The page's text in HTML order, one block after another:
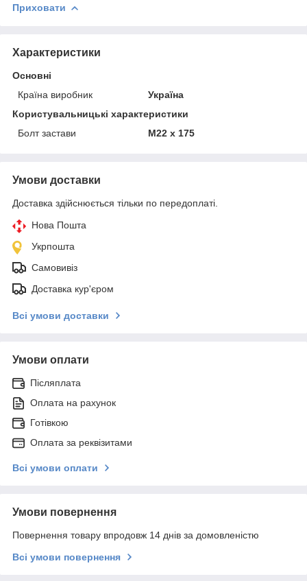
Приховати
Характеристики
Основні
Країна виробник
Україна
Користувальницькі характеристики
Болт застави
М22 х 175
Умови доставки
Доставка здійснюється тільки по передоплаті.
Нова Пошта
Укрпошта
Самовивіз
Доставка кур'єром
Всі умови доставки
Умови оплати
Післяплата
Оплата на рахунок
Готівкою
Оплата за реквізитами
Всі умови оплати
Умови повернення
Повернення товару впродовж 14 днів за домовленістю
Всі умови повернення